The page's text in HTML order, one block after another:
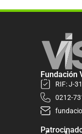
Fundación
RIF: J-
0212-